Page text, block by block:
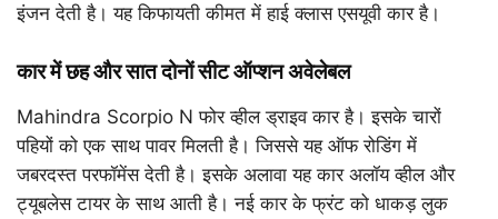
इंजन देती है। यह किफायती कीमत में हाई क्लास एसयूवी कार है।
कार में छह और सात दोनों सीट ऑप्शन अवेलेबल
Mahindra Scorpio N फोर व्हील ड्राइव कार है। इसके चारों
पहियों को एक साथ पावर मिलती है। जिससे यह ऑफ रोडिंग में
जबरदस्त परफॉमेंस देती है। इसके अलावा यह कार अलॉय व्हील और
ट्यूबलेस टायर के साथ आती है। नई कार के फ्रंट को धाकड़ लुक